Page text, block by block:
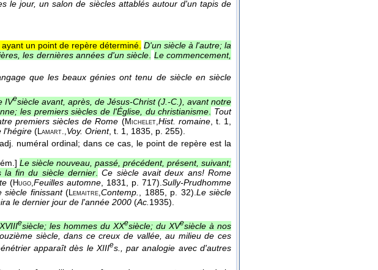
le jour, un salon de siècles attablés autour d'un tapis de
un point de repère déterminé. D'un siècle à l'autre; la
les dernières années d'un siècle. Le commencement,
que les beaux génies ont tenu de siècle en siècle
IVesiècle avant, après, de Jésus-Christ (J.-C.), avant notre
les premiers siècles de l'Église, du christianisme
Tout
premiers siècles de Rome (Michelet, Hist. romaine, t. 1
l'hégire ( Lamart., Voy. Orient, t. 1 , 1835 , p. 255).
numéral ordinal; dans ce cas, le point de repère est la
Le siècle nouveau, passé, précédent, présent, suivant;
la fin du siècle dernier
Ce siècle avait deux ans! Rome
(Hugo, Feuilles automne , 1831 , p. 717). Sully-Prudhomme
siècle finissant( Lemaitre,Contemp. , 1885, p. 32). Le siècle
le dernier jour de l'année 2000 (Ac. 1935).
esiècle; les hommes du XXesiècle; du XVesiècle à nos
siècle, dans ce creux de vallée, au milieu de ces
apparaît dès le XIIIes., par analogie avec d'autres